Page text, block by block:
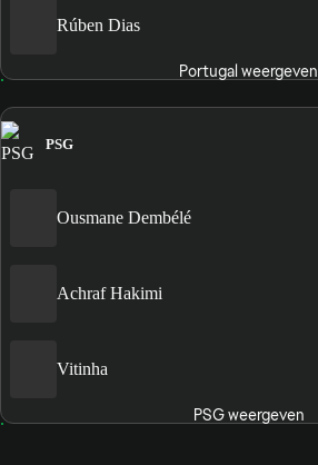
Rúben Dias
Portugal weergeven
PSG
Ousmane Dembélé
Achraf Hakimi
Vitinha
PSG weergeven